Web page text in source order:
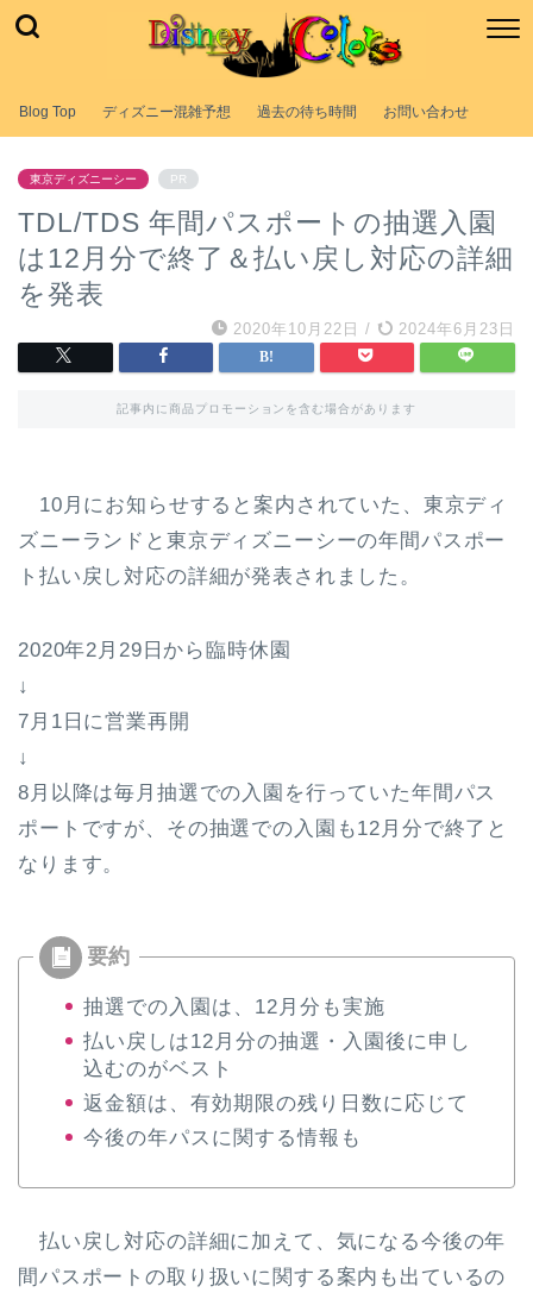
Blog Top ディズニー混雑予想 過去の待ち時間 お問い合わせ
東京ディズニーシー PR
TDL/TDS 年間パスポートの抽選入園
は12月分で終了＆払い戻し対応の詳細
を発表
2020年10月22日 / 2024年6月23日
記事内に商品プロモーションを含む場合があります
10月にお知らせすると案内されていた、東京ディ
ズニーランドと東京ディズニーシーの年間パスポー
ト払い戻し対応の詳細が発表されました。
2020年2月29日から臨時休園
↓
7月1日に営業再開
↓
8月以降は毎月抽選での入園を行っていた年間パス
ポートですが、その抽選での入園も12月分で終了と
なります。
抽選での入園は、12月分も実施
払い戻しは12月分の抽選・入園後に申し
込むのがベスト
返金額は、有効期限の残り日数に応じて
今後の年パスに関する情報も
払い戻し対応の詳細に加えて、気になる今後の年
間パスポートの取り扱いに関する案内も出ているの